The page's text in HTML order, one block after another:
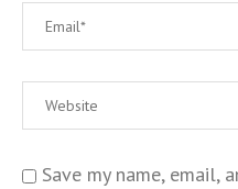
Save my name, email,